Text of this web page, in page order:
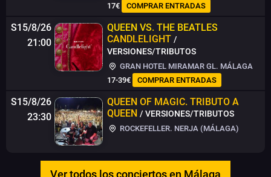
17€
COMPRAR ENTRADAS
S15/8/26
21:00
QUEEN VS. THE BEATLES
CANDLELIGHT /
VERSIONES/TRIBUTOS
GRAN HOTEL MIRAMAR GL. MÁLAGA
17-39€
COMPRAR ENTRADAS
S15/8/26
23:30
QUEEN OF MAGIC. TRIBUTO A
QUEEN / VERSIONES/TRIBUTOS
ROCKEFELLER. NERJA (MÁLAGA)
Ver todos los conciertos en Málaga